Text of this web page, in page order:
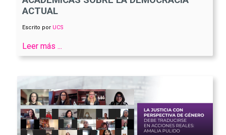
ACTUAL
Escrito por UCS
Leer más ...